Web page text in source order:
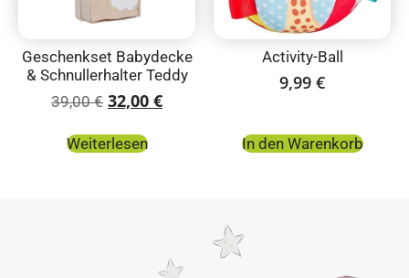
Geschenkset Babydecke
& Schnullerhalter Teddy
39,00€ 32,00 €
Weiterlesen
Activity-Ball
9,99 €
In den Warenkorb